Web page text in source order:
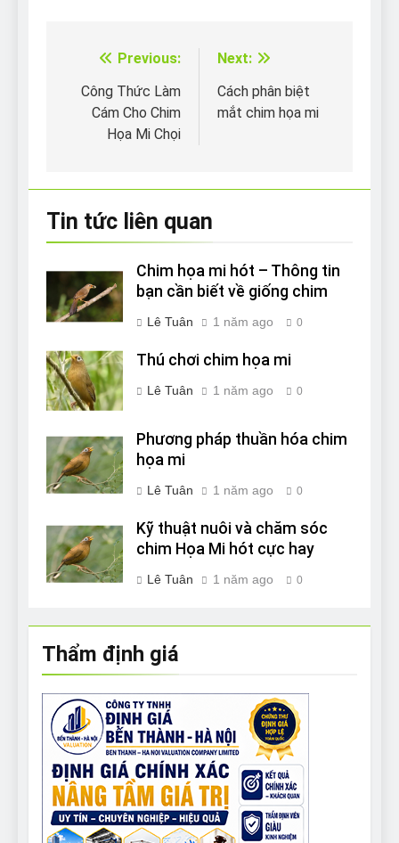
Điều
hướng
Previous:
Công Thức Làm
Cám Cho Chim
Họa Mi Chọi
Next:
Cách phân biệt
mắt chim họa mi
Tin tức liên quan
Chim họa mi hót – Thông tin
bạn cần biết về giống chim
Lê Tuân 1 năm ago 0
Thú chơi chim họa mi
Lê Tuân 1 năm ago 0
Phương pháp thuần hóa chim
họa mi
Lê Tuân 1 năm ago 0
Kỹ thuật nuôi và chăm sóc
chim Họa Mi hót cực hay
Lê Tuân 1 năm ago 0
Thẩm định giá